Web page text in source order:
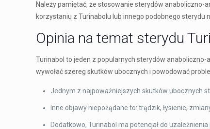
Należy pamiętać, że stosowanie sterydów
korzystaniu z Turinabolu lub innego podobnego
Opinia na temat sterydu
Turinabol to jeden z popularnych sterydów
wywołać szereg skutków ubocznych i powodować
Jednym z najpoważniejszych skutków ubocznych
Inne objawy niepożądane to: trądzik, łysienie,
Dodatkowo, Turinabol ma potencjał do